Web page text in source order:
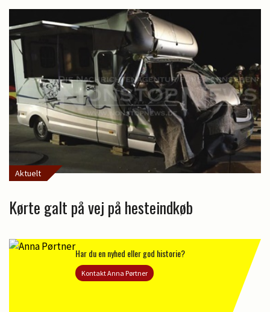
Aktuelt
Kørte galt på vej på hesteindkøb
Har du en nyhed eller god historie?
Kontakt Anna Pørtner